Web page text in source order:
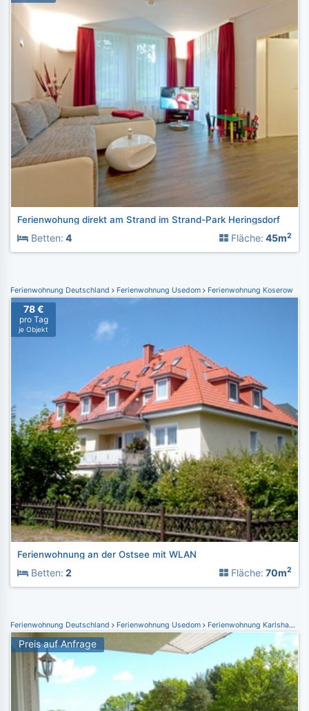
Ferienwohung direkt am Strand im Strand-Park Heringsdorf
Betten: 4 Fläche: 45m2
Ferienwohnung Deutschland Ferienwohnung Usedom Ferienwohnung Koserow
78 €
pro Tag
je Objekt
Ferienwohnung an der Ostsee mit WLAN
Betten: 2 Fläche: 70m2
Ferienwohnung Deutschland Ferienwohnung Usedom Ferienwohnung Karlshagen
Preis auf Anfrage